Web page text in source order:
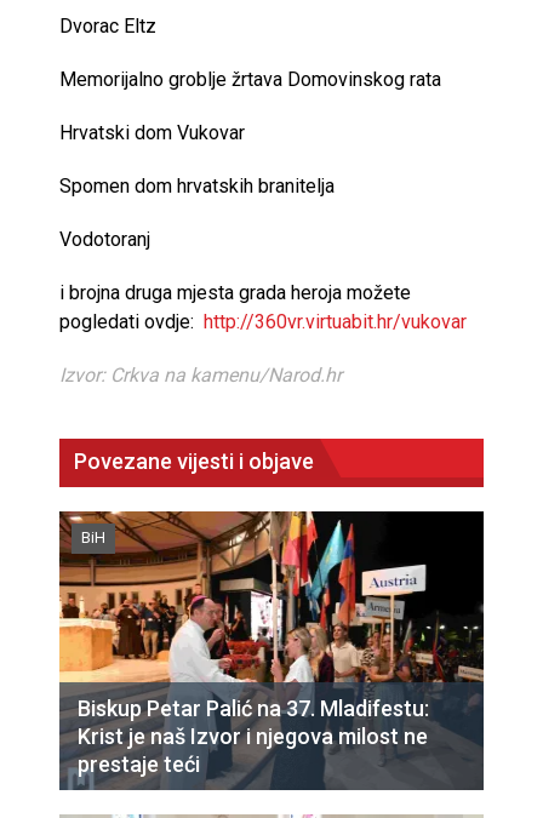
Dvorac Eltz
Memorijalno groblje žrtava Domovinskog rata
Hrvatski dom Vukovar
Spomen dom hrvatskih branitelja
Vodotoranj
i brojna druga mjesta grada heroja možete
pogledati ovdje: http://360vr.virtuabit.hr/vukovar
Izvor: Crkva na kamenu/Narod.hr
Povezane vijesti i objave
BiH
Biskup Petar Palić na 37. Mladifestu:
Krist je naš Izvor i njegova milost ne
prestaje teći